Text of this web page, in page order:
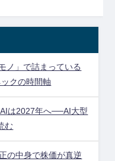
ノ」で詰まっている
クの時間軸
は2027年へ──AI大型
む
の中身で株価が真逆